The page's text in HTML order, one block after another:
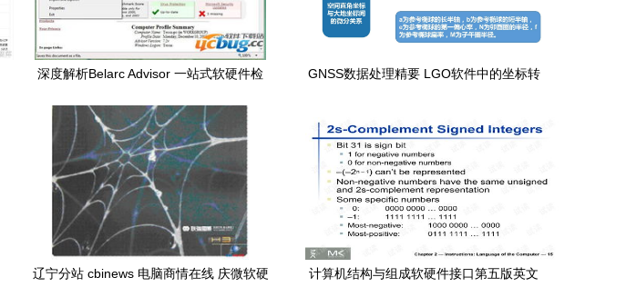
深度解析Belarc Advisor 一站式软硬件检
GNSS数据处理精要 LGO软件中的坐标转
辽宁分站 cbinews 电脑商情在线 庆微软硬
计算机结构与组成软硬件接口第五版英文